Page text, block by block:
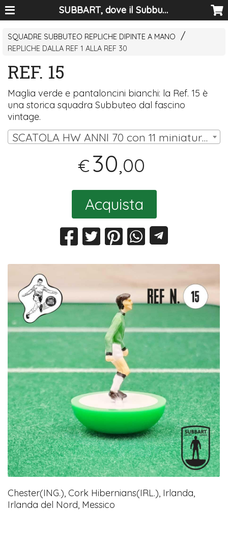
SUBBART, dove il Subbuteo diventa arte
SQUADRE SUBBUTEO REPLICHE DIPINTE A MANO
REPLICHE DALLA REF 1 ALLA REF 30
REF. 15
Maglia verde e pantaloncini bianchi: la Ref. 15 è
una storica squadra Subbuteo dal fascino
vintage.
SCATOLA HW ANNI 70 con 11 miniature (10 omini, portiere su asta) | € 30,00
€30,00
Acquista
Chester(ING.), Cork Hibernians(IRL.), Irlanda,
Irlanda del Nord, Messico